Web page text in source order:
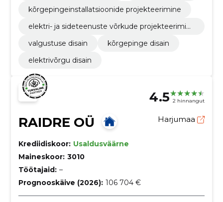
kõrgepingeinstallatsioonide projekteerimine
elektri- ja sideteenuste võrkude projekteerimin
valgustuse disain
kõrgepinge disain
elektrivõrgu disain
4.5 2 hinnangut
RAIDRE OÜ Harjumaa
Krediidiskoor: Usaldusväärne
Maineskoor: 3010
Töötajaid: –
Prognooskäive (2026): 106 704 €